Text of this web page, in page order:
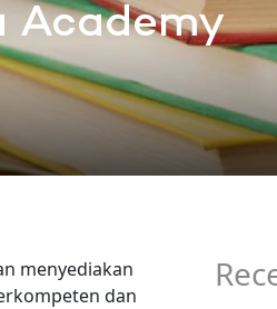
Academy
menyediakan
dan